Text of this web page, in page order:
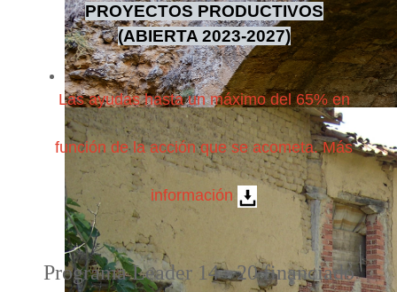
PROYECTOS PRODUCTIVOS
(ABIERTA 2023-2027)
Las ayudas hasta un máximo del 65% en
función de la acción que se acometa. Más
información
Programa Leader 14 - 20 financiado